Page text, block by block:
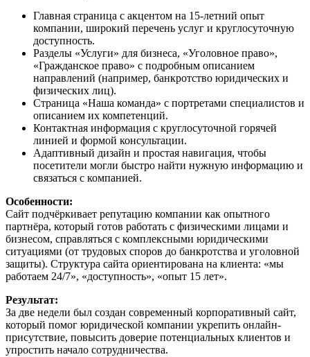
Главная страница с акцентом на 15-летний опыт
компании, широкий перечень услуг и круглосуточную
доступность.
Разделы «Услуги» для бизнеса, «Уголовное право»,
«Гражданское право» с подробным описанием
направлений (например, банкротство юридических и
физических лиц).
Страница «Наша команда» с портретами специалистов и
описанием их компетенций.
Контактная информация с круглосуточной горячей
линией и формой консультации.
Адаптивный дизайн и простая навигация, чтобы
посетители могли быстро найти нужную информацию и
связаться с компанией.
Особенности:
Сайт подчёркивает репутацию компании как опытного
партнёра, который готов работать с физическими лицами и
бизнесом, справляться с комплексными юридическими
ситуациями (от трудовых споров до банкротства и уголовной
защиты). Структура сайта ориентирована на клиента: «мы
работаем 24/7», «доступность», «опыт 15 лет».
Результат:
За две недели был создан современный корпоративный сайт,
который помог юридической компании укрепить онлайн-
присутствие, повысить доверие потенциальных клиентов и
упростить начало сотрудничества.